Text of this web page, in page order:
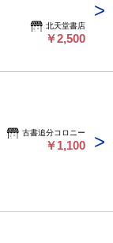
北天堂書店
￥2,500
古書追分コロニー
￥1,100